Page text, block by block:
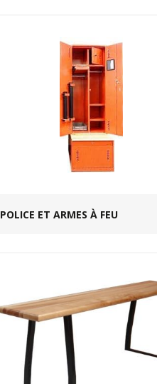
POLICE ET ARMES À FEU